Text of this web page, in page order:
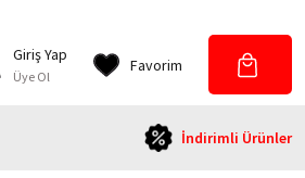
Giriş Yap
Üye Ol
Favorim
İndirimli Ürünler